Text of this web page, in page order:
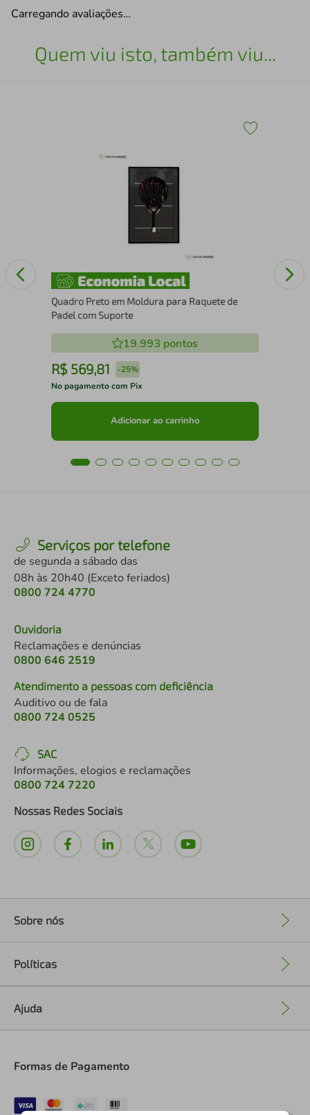
Carregando avaliações…
Quem viu isto, também viu...
Quadro Preto em Moldura para Raquete de
Padel com Suporte
19.993 pontos
R$ 569,81 -25%
No pagamento com Pix
Adicionar ao carrinho
Serviços por telefone
de segunda a sábado das
08h às 20h40 (Exceto feriados)
0800 724 4770
Ouvidoria
Reclamações e denúncias
0800 646 2519
Atendimento a pessoas com deficiência
Auditivo ou de fala
0800 724 0525
SAC
Informações, elogios e reclamações
0800 724 7220
Nossas Redes Sociais
Sobre nós
Políticas
Ajuda
Formas de Pagamento